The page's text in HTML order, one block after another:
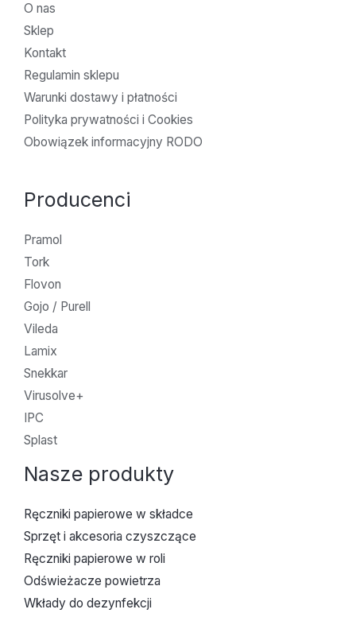
O nas
Sklep
Kontakt
Regulamin sklepu
Warunki dostawy i płatności
Polityka prywatności i Cookies
Obowiązek informacyjny RODO
Producenci
Pramol
Tork
Flovon
Gojo / Purell
Vileda
Lamix
Snekkar
Virusolve+
IPC
Splast
Nasze produkty
Ręczniki papierowe w składce
Sprzęt i akcesoria czyszczące
Ręczniki papierowe w roli
Odświeżacze powietrza
Wkłady do dezynfekcji